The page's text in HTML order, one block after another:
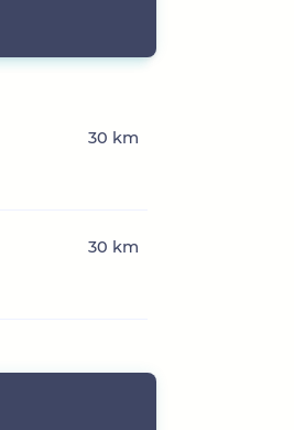
30 km
30 km